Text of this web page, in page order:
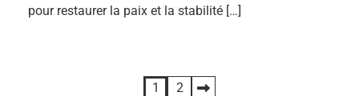
pour restaurer la paix et la stabilité […]
1 2